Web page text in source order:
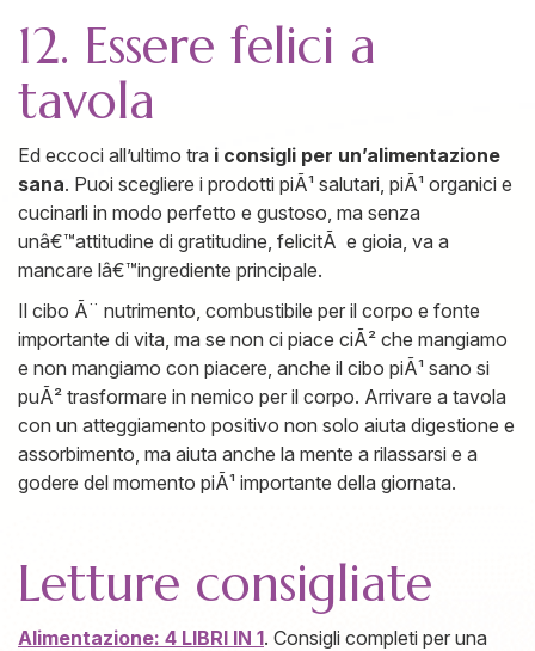
12. Essere felici a
tavola
Ed eccoci all’ultimo tra i consigli per un’alimentazione
sana. Puoi scegliere i prodotti piÃ¹ salutari, piÃ¹ organici e
cucinarli in modo perfetto e gustoso, ma senza
unâ€™attitudine di gratitudine, felicitÃ e gioia, va a
mancare lâ€™ingrediente principale.
Il cibo Ã¨ nutrimento, combustibile per il corpo e fonte
importante di vita, ma se non ci piace ciÃ² che mangiamo
e non mangiamo con piacere, anche il cibo piÃ¹ sano si
puÃ² trasformare in nemico per il corpo. Arrivare a tavola
con un atteggiamento positivo non solo aiuta digestione e
assorbimento, ma aiuta anche la mente a rilassarsi e a
godere del momento piÃ¹ importante della giornata.
Letture consigliate
Alimentazione: 4 LIBRI IN 1. Consigli completi per una